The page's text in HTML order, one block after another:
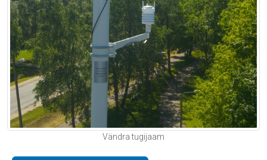
Vändra tugijaam